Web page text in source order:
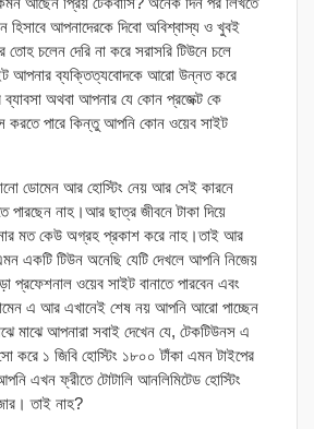
আপনাদেরকে দিবো অবিশ্বাস্য ও খুবই
চলেন দেরি না করে সরাসরি টিউনে চলে
আপনার ব্যক্তিত্যবোদকে আরো উন্নত করে
অথবা আপনার যে কোন প্রজেক্ট কে
করতে পারে কিন্তু আপনি কোন ওয়েব সাইট
ডোমেন আর হোস্টিং নেয় আর সেই কারনে
পারছেন নাহ।আর ছাত্র জীবনে টাকা দিয়ে
মত কেউ অগ্রহ প্রকাশ করে নাহ।তাই আর
একটি টিউন অনেছি যেটি দেখলে আপনি নিজেয়
প্রফেশনাল ওয়েব সাইট বানাতে পারবেন এবং
এ আর এখানেই শেষ নয় আপনি আরো পাচ্ছেন
মাঝে আপনারা সবাই দেখেন যে, টেকটিউনস এ
করে ১ জিবি হোস্টিং ১৮০০ টাঁকা এমন টাইপের
এখন ফ্রীতে টোটালি আনলিমিটেড হোস্টিং
তাই নাহ?